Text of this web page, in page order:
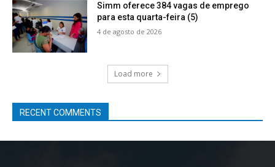
Simm oferece 384 vagas de emprego
para esta quarta-feira (5)
4 de agosto de 2026
Load more
RECENT COMMENTS